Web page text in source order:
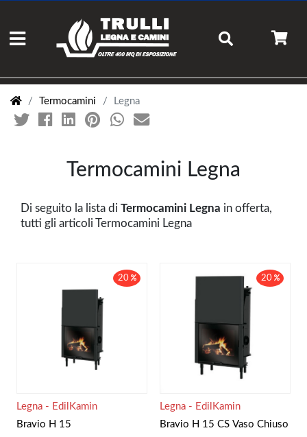
Termocamini Legna
Termocamini Legna
Di seguito la lista di Termocamini Legna in offerta,
tutti gli articoli Termocamini Legna
20
Bravio H 15
Legna - EdilKamin
20
Bravio H 15 CS Vaso Chiuso
Legna - EdilKamin